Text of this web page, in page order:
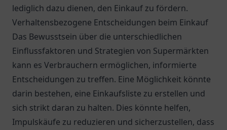
lediglich dazu dienen, den Einkauf zu fördern.
Verhaltensbezogene Entscheidungen beim Einkauf
Das Bewusstsein über die unterschiedlichen
Einflussfaktoren und Strategien von Supermärkten
kann es Verbrauchern ermöglichen, informierte
Entscheidungen zu treffen. Eine Möglichkeit könnte
darin bestehen, eine Einkaufsliste zu erstellen und
sich strikt daran zu halten. Dies könnte helfen,
Impulskäufe zu reduzieren und sicherzustellen, dass